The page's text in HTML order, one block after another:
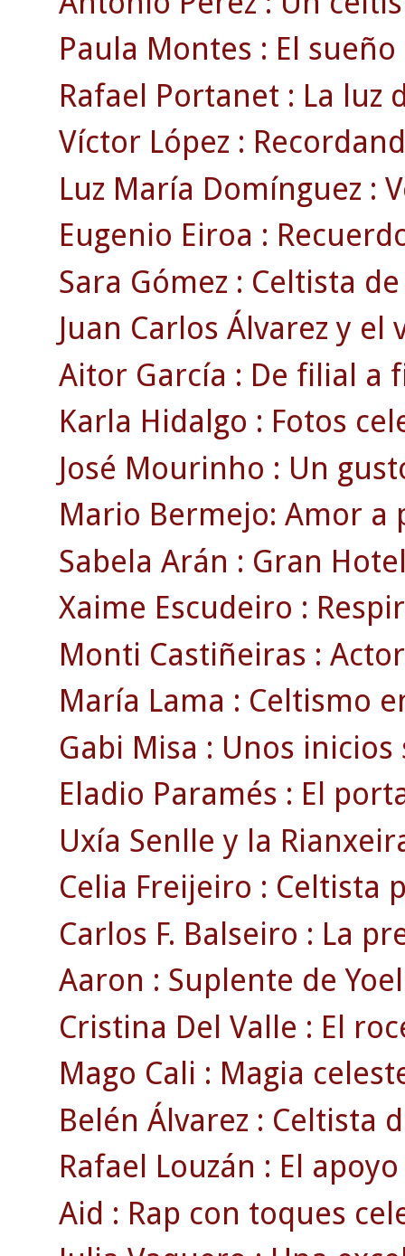
Paula Montes : El
Rafael Portanet : La luz
Víctor López :
Luz María Domínguez :
Eugenio Eiroa :
Sara Gómez : Celtista
Juan Carlos Álvarez y el
Aitor García : De filial a
Karla Hidalgo : Fotos
José Mourinho : Un
Mario Bermejo: Amor a
Sabela Arán : Gran
Xaime Escudeiro :
Monti Castiñeiras :
María Lama : Celtismo
Gabi Misa : Unos
Eladio Paramés : El
Uxía Senlle y la
Celia Freijeiro : Celtista
Carlos F. Balseiro : La
Aaron : Suplente de
Cristina Del Valle : El
Mago Cali : Magia
Belén Álvarez : Celtista
Rafael Louzán : El
Aid : Rap con toques